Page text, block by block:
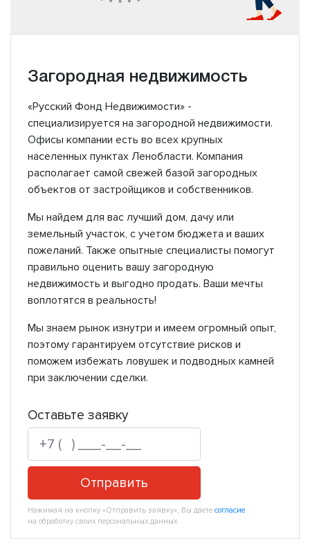
Загородная недвижимость
«Русский Фонд Недвижимости» -
специализируется на загородной недвижимости.
Офисы компании есть во всех крупных
населенных пунктах Ленобласти. Компания
располагает самой свежей базой загородных
объектов от застройщиков и собственников.
Мы найдем для вас лучший дом, дачу или
земельный участок, с учетом бюджета и ваших
пожеланий. Также опытные специалисты помогут
правильно оценить вашу загородную
недвижимость и выгодно продать. Ваши мечты
воплотятся в реальность!
Мы знаем рынок изнутри и имеем огромный опыт,
поэтому гарантируем отсутствие рисков и
поможем избежать ловушек и подводных камней
при заключении сделки.
Оставьте заявку
Отправить
Нажимая на кнопку «Отправить заявку», Вы даете согласие
на обработку своих персональных данных.